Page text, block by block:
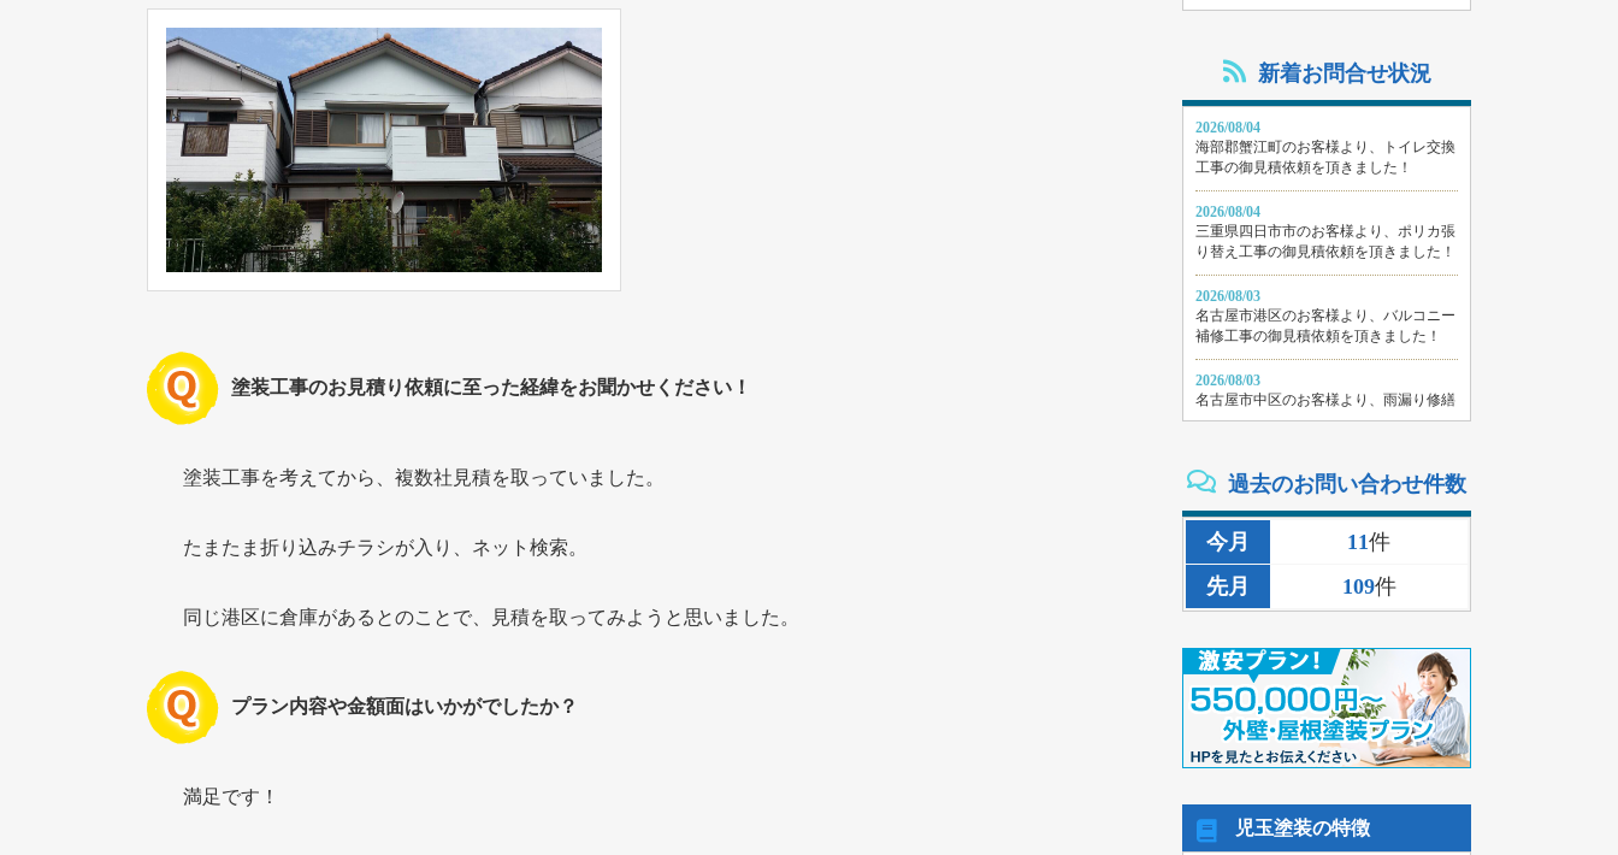
塗装工事のお見積り依頼に至った経緯をお聞かせください！
塗装工事を考えてから、複数社見積を取っていました。
たまたま折り込みチラシが入り、ネット検索。
同じ港区に倉庫があるとのことで、見積を取ってみようと思いました。
プラン内容や金額面はいかがでしたか？
満足です！
新着お問合せ状況
2026/08/04
海部郡蟹江町のお客様より、トイレ交換
工事の御見積依頼を頂きました！
2026/08/04
三重県四日市市のお客様より、ポリカ張
り替え工事の御見積依頼を頂きました！
2026/08/03
名古屋市港区のお客様より、バルコニー
補修工事の御見積依頼を頂きました！
2026/08/03
名古屋市中区のお客様より、雨漏り修繕
工事の御見積依頼を頂きました！
三重県いなべ市のお客様より、外壁その
頂きました！
2026/08/02
名古屋市名東区のお客様より、雨漏り補
修工事の御見積依頼を頂きました！
2026/08/01
名古屋市千種区のお客様より、外壁その
他塗装工事の御見積依頼を頂きました！
2026/08/01
名古屋市中川区のお客様より、雨漏れ修
2026/08/01
名古屋市名東区のお客様より、換気ファ
過去のお問い合わせ件数
今月 11件
先月
109件
児玉塗装の特徴